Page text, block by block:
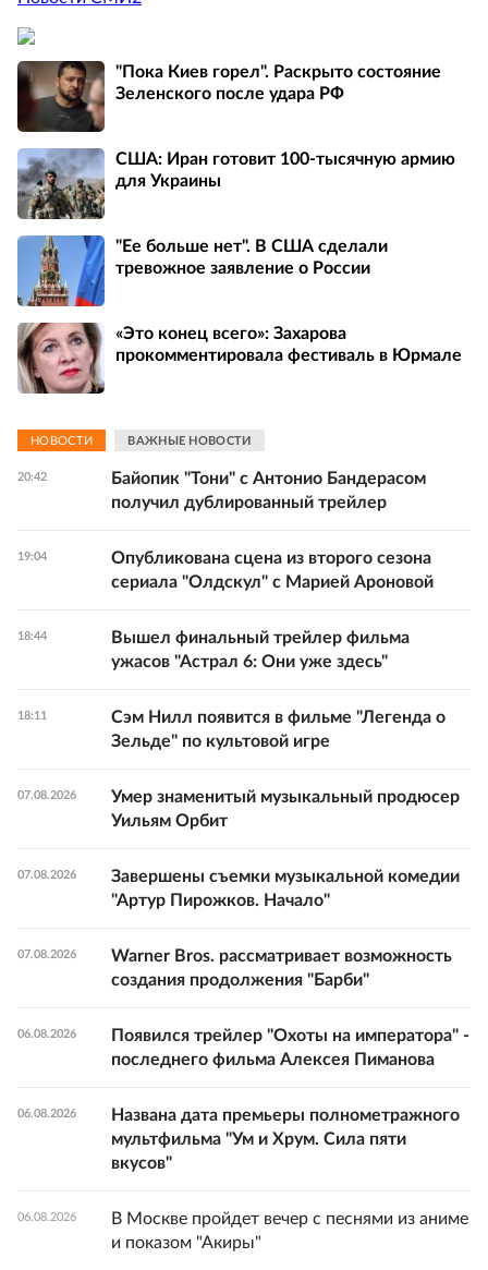
"Пока Киев горел". Раскрыто состояние
Зеленского после удара РФ
США: Иран готовит 100-тысячную армию
для Украины
"Ее больше нет". В США сделали
тревожное заявление о России
«Это конец всего»: Захарова
прокомментировала фестиваль в Юрмале
НОВОСТИ ВАЖНЫЕ НОВОСТИ
20:42
Байопик "Тони" с Антонио Бандерасом
получил дублированный трейлер
19:04
Опубликована сцена из второго сезона
сериала "Олдскул" с Марией Ароновой
18:44
Вышел финальный трейлер фильма
ужасов "Астрал 6: Они уже здесь"
18:11
Сэм Нилл появится в фильме "Легенда о
Зельде" по культовой игре
07.08.2026
Умер знаменитый музыкальный продюсер
Уильям Орбит
07.08.2026
Завершены съемки музыкальной комедии
"Артур Пирожков. Начало"
07.08.2026
Warner Bros. рассматривает возможность
создания продолжения "Барби"
06.08.2026
Появился трейлер "Охоты на императора" -
последнего фильма Алексея Пиманова
06.08.2026
Названа дата премьеры полнометражного
мультфильма "Ум и Хрум. Сила пяти
вкусов"
06.08.2026
В Москве пройдет вечер с песнями из аниме
и показом "Акиры"